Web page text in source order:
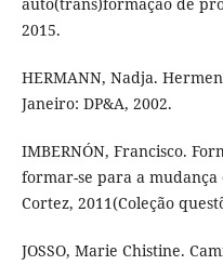
2015.
HERMANN, Nadja.
Janeiro: DP&A, 2002.
IMBERNÓN, Francisco.
formar-se para a mudança
Cortez, 2011(Coleção
JOSSO, Marie Chistine.